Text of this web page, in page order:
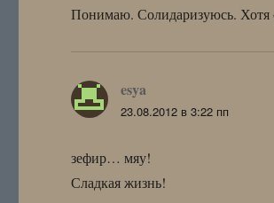
Понимаю. Солидаризуюсь. Хотя
esya
23.08.2012 в 3:22 пп
зефир… мяу!
Сладкая жизнь!